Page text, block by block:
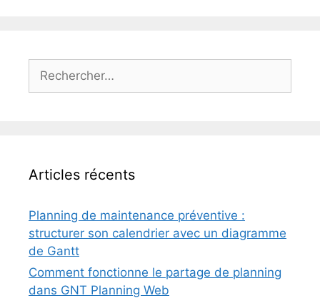
Articles récents
Planning de maintenance préventive :
structurer son calendrier avec un diagramme
de Gantt
Comment fonctionne le partage de planning
dans GNT Planning Web